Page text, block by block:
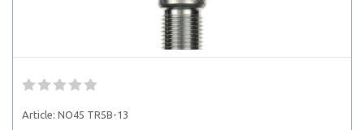
Article: NO45 TR5B-13